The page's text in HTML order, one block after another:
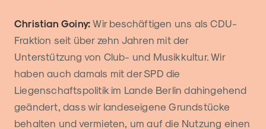
Christian Goiny:Wir beschäftigen uns als CDU-
Fraktion seit über zehn Jahren mit der
Unterstützung von Club- und Musikkultur. Wir
haben auch damals mit der SPD die
Liegenschaftspolitik im Lande Berlin dahingehend
geändert, dass wir landeseigene Grundstücke
behalten und vermieten, um auf die Nutzung einen